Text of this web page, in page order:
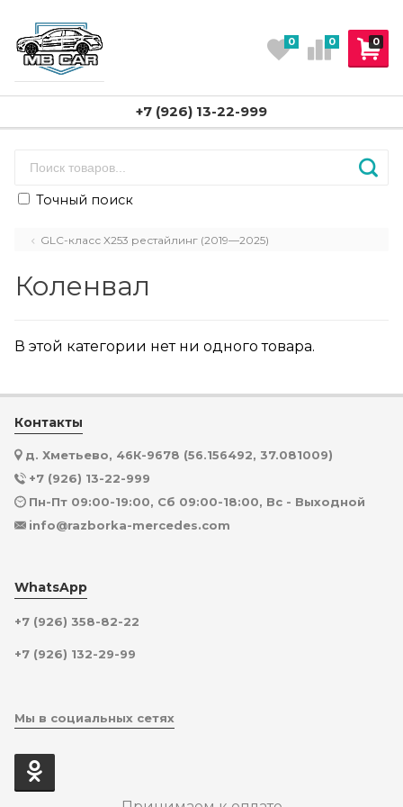
0
0 0
+7 (926) 13-22-999
Точный поиск
GLC-класс X253 рестайлинг (2019—2025)
Коленвал
В этой категории нет ни одного товара.
Контакты
д. Хметьево, 46К-9678 (56.156492, 37.081009)
+7 (926) 13-22-999
Пн-Пт 09:00-19:00, Сб 09:00-18:00, Вс - Выходной
info@razborka-mercedes.com
WhatsApp
+7 (926) 358-82-22
+7 (926) 132-29-99
Мы в социальных сетях